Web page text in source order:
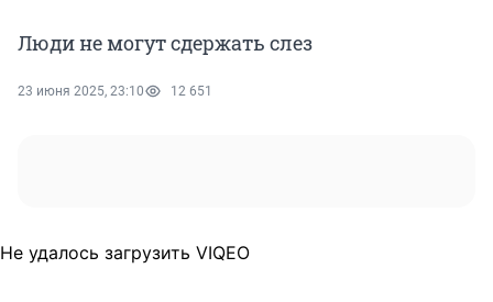
Люди не могут сдержать слез
23 июня 2025, 23:10 12 651
Не удалось загрузить VIQEO